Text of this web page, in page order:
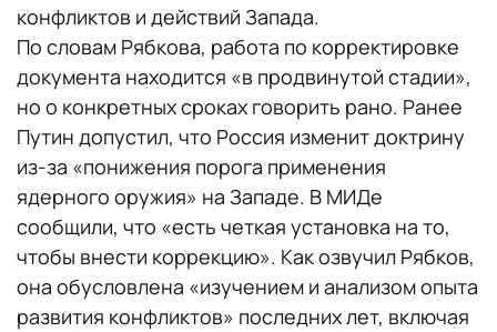
конфликтов и действий Запада.
По словам Рябкова, работа по корректировке
документа находится «в продвинутой стадии»,
но о конкретных сроках говорить рано. Ранее
Путин допустил, что Россия изменит доктрину
из-за «понижения порога применения
ядерного оружия» на Западе. В МИДе
сообщили, что «есть четкая установка на то,
чтобы внести коррекцию». Как озвучил Рябков,
она обусловлена «изучением и анализом опыта
развития конфликтов» последних лет, включая